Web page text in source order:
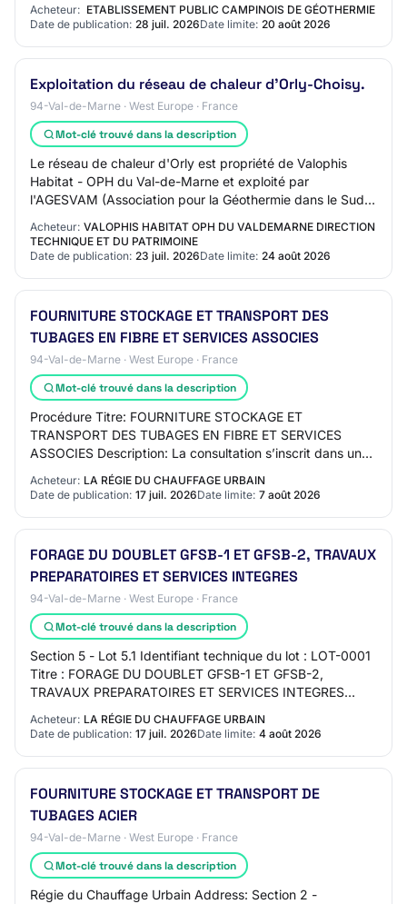
Acheteur: ETABLISSEMENT PUBLIC CAMPINOIS DE GÉOTHERMIE
Date de publication: 28 juil. 2026Date limite: 20 août 2026
Exploitation du réseau de chaleur d'Orly-Choisy.
94-Val-de-Marne · West Europe · France
Mot-clé trouvé dans la description
Le réseau de chaleur d'Orly est propriété de Valophis
Habitat - OPH du Val-de-Marne et exploité par
l'AGESVAM (Association pour la Géothermie dans le Sud
Acheteur: VALOPHIS HABITAT OPH DU VALDEMARNE DIRECTION
TECHNIQUE ET DU PATRIMOINE
Date de publication: 23 juil. 2026Date limite: 24 août 2026
FOURNITURE STOCKAGE ET TRANSPORT DES
TUBAGES EN FIBRE ET SERVICES ASSOCIES
94-Val-de-Marne · West Europe · France
Mot-clé trouvé dans la description
Procédure Titre: FOURNITURE STOCKAGE ET
TRANSPORT DES TUBAGES EN FIBRE ET SERVICES
ASSOCIES Description: La consultation s’inscrit dans un
projet de réalisation des travaux d’un doublet
géothermique…
Acheteur: LA RÉGIE DU CHAUFFAGE URBAIN
Date de publication: 17 juil. 2026Date limite: 7 août 2026
FORAGE DU DOUBLET GFSB-1 ET GFSB-2, TRAVAUX
PREPARATOIRES ET SERVICES INTEGRES
94-Val-de-Marne · West Europe · France
Mot-clé trouvé dans la description
Section 5 - Lot 5.1 Identifiant technique du lot : LOT-0001
Titre : FORAGE DU DOUBLET GFSB-1 ET GFSB-2,
TRAVAUX PREPARATOIRES ET SERVICES INTEGRES
Description : La consultation s’inscrit dans un proj…
Acheteur: LA RÉGIE DU CHAUFFAGE URBAIN
Date de publication: 17 juil. 2026Date limite: 4 août 2026
FOURNITURE STOCKAGE ET TRANSPORT DE
TUBAGES ACIER
94-Val-de-Marne · West Europe · France
Mot-clé trouvé dans la description
Régie du Chauffage Urbain Address: Section 2 -